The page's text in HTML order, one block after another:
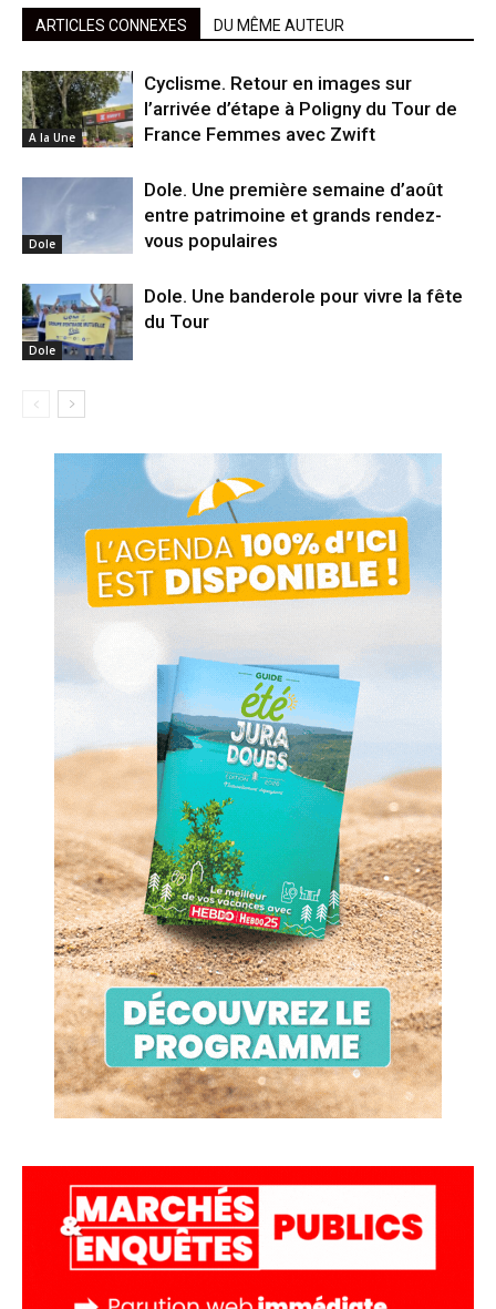
ARTICLES CONNEXES DU MÊME AUTEUR
A la Une
Cyclisme. Retour en images sur
l’arrivée d’étape à Poligny du Tour de
France Femmes avec Zwift
Dole
Dole. Une première semaine d’août
entre patrimoine et grands rendez-
vous populaires
Dole
Dole. Une banderole pour vivre la fête
du Tour